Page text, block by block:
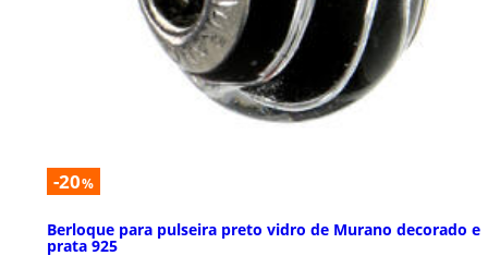
-20%
Berloque para pulseira preto vidro de Murano decorado e
prata 925